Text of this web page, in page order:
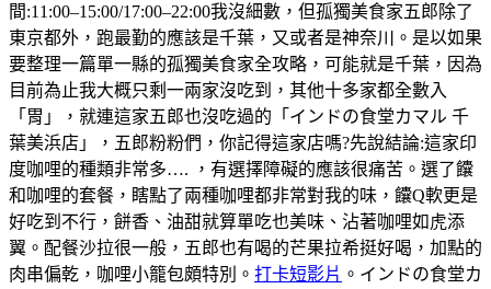
間:11:00–15:00/17:00–22:00我沒細數，但孤獨美食家五郎除了
東京都外，跑最勤的應該是千葉，又或者是神奈川。是以如果
要整理一篇單一縣的孤獨美食家全攻略，可能就是千葉，因為
目前為止我大概只剩一兩家沒吃到，其他十多家都全數入
「胃」，就連這家五郎也沒吃過的「インドの食堂カマル 千
葉美浜店」，五郎粉粉們，你記得這家店嗎?先說結論:這家印
度咖哩的種類非常多…. ，有選擇障礙的應該很痛苦。選了饢
和咖哩的套餐，瞎點了兩種咖哩都非常對我的味，饢Q軟更是
好吃到不行，餅香、油甜就算單吃也美味、沾著咖哩如虎添
翼。配餐沙拉很一般，五郎也有喝的芒果拉希挺好喝，加點的
肉串偏乾，咖哩小籠包頗特別。 打卡短影片 。インドの食堂カ